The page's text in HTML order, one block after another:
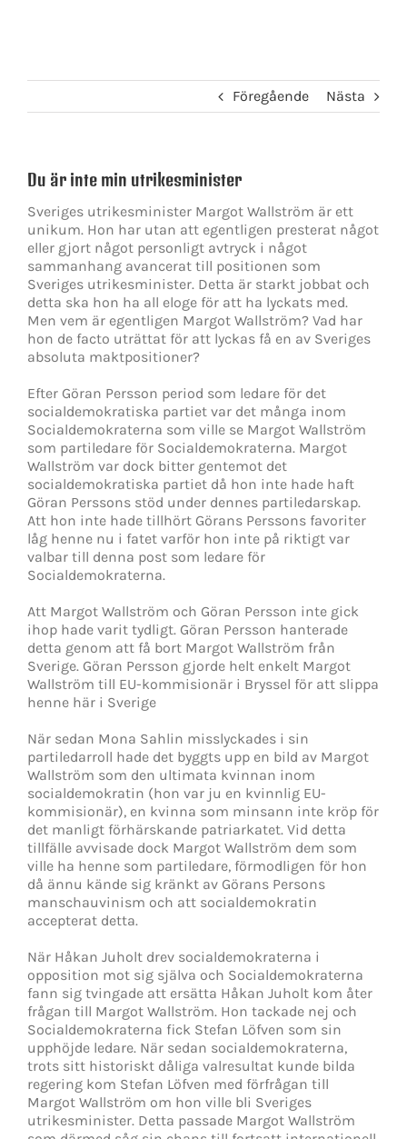
Föregående Nästa
Du är inte min utrikesminister
Sveriges utrikesminister Margot Wallström är ett
unikum. Hon har utan att egentligen presterat något
eller gjort något personligt avtryck i något
sammanhang avancerat till positionen som
Sveriges utrikesminister. Detta är starkt jobbat och
detta ska hon ha all eloge för att ha lyckats med.
Men vem är egentligen Margot Wallström? Vad har
hon de facto uträttat för att lyckas få en av Sveriges
absoluta maktpositioner?
Efter Göran Persson period som ledare för det
socialdemokratiska partiet var det många inom
Socialdemokraterna som ville se Margot Wallström
som partiledare för Socialdemokraterna. Margot
Wallström var dock bitter gentemot det
socialdemokratiska partiet då hon inte hade haft
Göran Perssons stöd under dennes partiledarskap.
Att hon inte hade tillhört Görans Perssons favoriter
låg henne nu i fatet varför hon inte på riktigt var
valbar till denna post som ledare för
Socialdemokraterna.
Att Margot Wallström och Göran Persson inte gick
ihop hade varit tydligt. Göran Persson hanterade
detta genom att få bort Margot Wallström från
Sverige. Göran Persson gjorde helt enkelt Margot
Wallström till EU-kommisionär i Bryssel för att slippa
henne här i Sverige
När sedan Mona Sahlin misslyckades i sin
partiledarroll hade det byggts upp en bild av Margot
Wallström som den ultimata kvinnan inom
socialdemokratin (hon var ju en kvinnlig EU-
kommisionär), en kvinna som minsann inte kröp för
det manligt förhärskande patriarkatet. Vid detta
tillfälle avvisade dock Margot Wallström dem som
ville ha henne som partiledare, förmodligen för hon
då ännu kände sig kränkt av Görans Persons
manschauvinism och att socialdemokratin
accepterat detta.
När Håkan Juholt drev socialdemokraterna i
opposition mot sig själva och Socialdemokraterna
fann sig tvingade att ersätta Håkan Juholt kom åter
frågan till Margot Wallström. Hon tackade nej och
Socialdemokraterna fick Stefan Löfven som sin
upphöjde ledare. När sedan socialdemokraterna,
trots sitt historiskt dåliga valresultat kunde bilda
regering kom Stefan Löfven med förfrågan till
Margot Wallström om hon ville bli Sveriges
utrikesminister. Detta passade Margot Wallström